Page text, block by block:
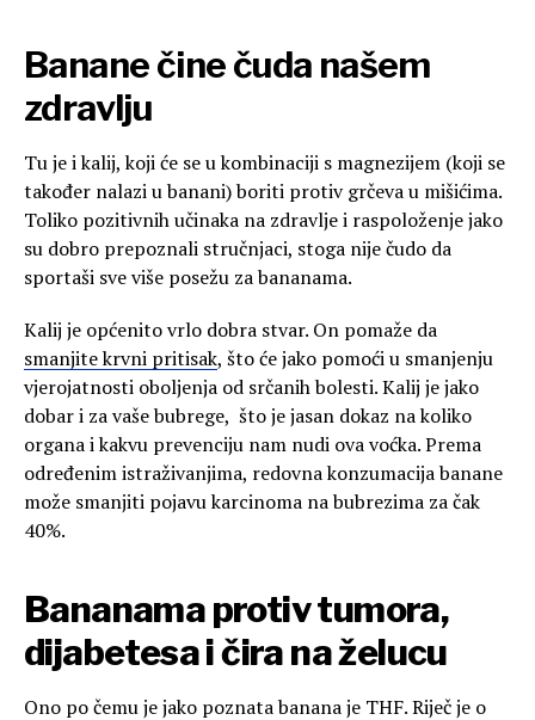
Banane čine čuda našem
zdravlju
Tu je i kalij, koji će se u kombinaciji s magnezijem (koji se
također nalazi u banani) boriti protiv grčeva u mišićima.
Toliko pozitivnih učinaka na zdravlje i raspoloženje jako
su dobro prepoznali stručnjaci, stoga nije čudo da
sportaši sve više posežu za bananama.
Kalij je općenito vrlo dobra stvar. On pomaže da
smanjite krvni pritisak, što će jako pomoći u smanjenju
vjerojatnosti oboljenja od srčanih bolesti. Kalij je jako
dobar i za vaše bubrege, što je jasan dokaz na koliko
organa i kakvu prevenciju nam nudi ova voćka. Prema
određenim istraživanjima, redovna konzumacija banane
može smanjiti pojavu karcinoma na bubrezima za čak
40%.
Bananama protiv tumora,
dijabetesa i čira na želucu
Ono po čemu je jako poznata banana je THF. Riječ je o